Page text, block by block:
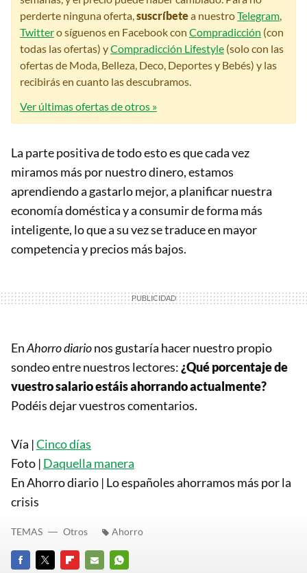
perderte ninguna oferta,suscríbetea nuestroTelegram,
Twittero síguenos en Facebook con Compradicción (con
todas las ofertas) yCompradicción Lifestyle (solo con las
ofertas de Moda, Belleza, Deco, Deportes y Bebés) y las
recibirás en cuanto las descubramos.
Ver últimas ofertas de otros »
La parte positiva de todo esto es que cada vez
miramos más por nuestro dinero, estamos
aprendiendo a gastarlo mejor, a planificar nuestra
economía doméstica y a consumir de forma más
inteligente, lo que a su vez se traduce en mayor
competencia y precios más bajos.
EnAhorro diarionos gustaría hacer nuestro propio
sondeo entre nuestros lectores:¿Qué porcentaje de
vuestro salario estáis ahorrando actualmente?
Podéis dejar vuestros comentarios.
Vía |Cinco días
Foto | Daquella manera
En Ahorro diario | Lo españoles ahorramos más por la
crisis
TEMAS Otros Ahorro